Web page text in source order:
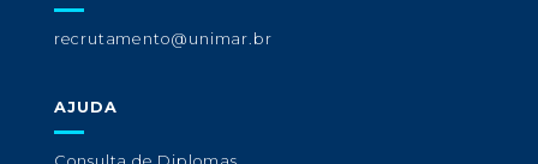
recrutamento@unimar.br
AJUDA